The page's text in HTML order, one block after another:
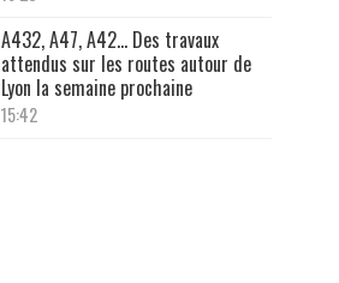
A432, A47, A42… Des travaux
attendus sur les routes autour de
Lyon la semaine prochaine
15:42